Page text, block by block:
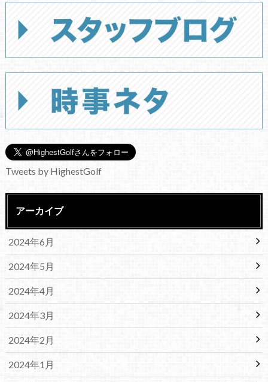
Tweets by HighestGolf
アーカイブ
2024年6月
2024年5月
2024年4月
2024年3月
2024年2月
2024年1月